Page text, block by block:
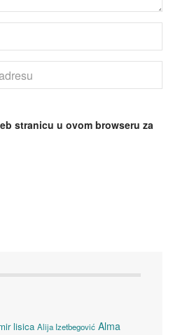
stranicu u ovom browseru za
lisica Alija Izetbegović Alma